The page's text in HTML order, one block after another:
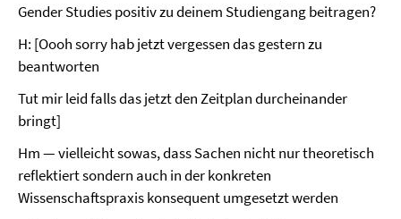
Gender Studies positiv zu deinem Studiengang beitragen?
H: [Oooh sorry hab jetzt vergessen das gestern zu
beantworten
Tut mir leid falls das jetzt den Zeitplan durcheinander
bringt]
Hm — vielleicht sowas, dass Sachen nicht nur theoretisch
reflektiert sondern auch in der konkreten
Wissenschaftspraxis konsequent umgesetzt werden